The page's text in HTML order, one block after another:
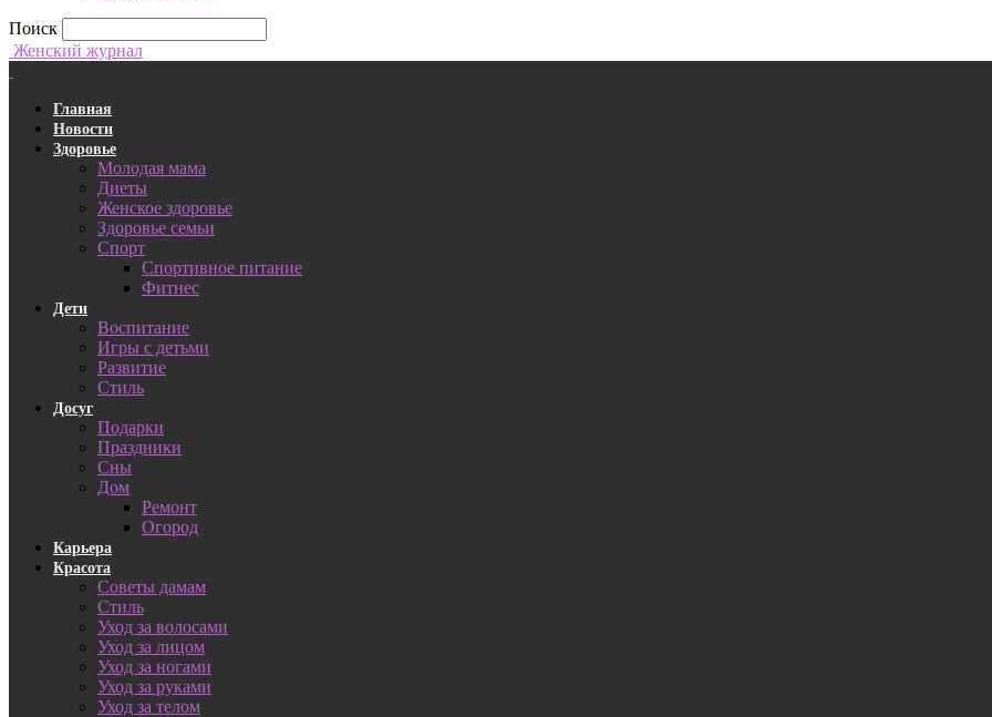
Поиск
Женский журнал
Главная
Новости
Здоровье
Молодая мама
Диеты
Женское здоровье
Здоровье семьи
Спорт
Спортивное питание
Фитнес
Дети
Воспитание
Игры с детьми
Развитие
Стиль
Досуг
Подарки
Праздники
Сны
Дом
Ремонт
Огород
Карьера
Красота
Советы дамам
Стиль
Уход за волосами
Уход за лицом
Уход за ногами
Уход за руками
Уход за телом